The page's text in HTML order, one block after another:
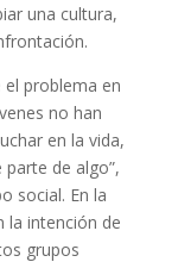
una cultura,
el problema en
no han
en la vida,
de algo”,
social. En la
la intención de
grupos